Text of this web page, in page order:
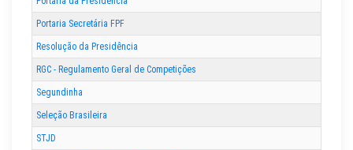
Portaria Secretária FPF
Resolução da Presidência
RGC - Regulamento Geral de Competições
Segundinha
Seleção Brasileira
STJD